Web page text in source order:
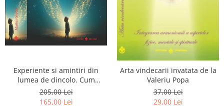
Experiente si amintiri din
lumea de dincolo. Cum
obtinem puteri
extrasenzoriale - cu exercitii
205,00 Lei
165,00 Lei
Arta vindecarii invatata de la
Valeriu Popa
37,00 Lei
29,00 Lei